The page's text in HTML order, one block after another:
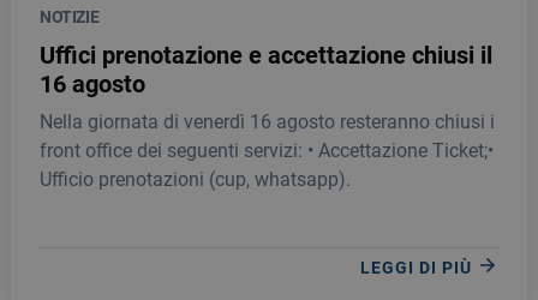
NOTIZIE
Uffici prenotazione e accettazione chiusi il
16 agosto
Nella giornata di venerdì 16 agosto resteranno chiusi i
front office dei seguenti servizi: • Accettazione Ticket;•
Ufficio prenotazioni (cup, whatsapp).
LEGGI DI PIÙ